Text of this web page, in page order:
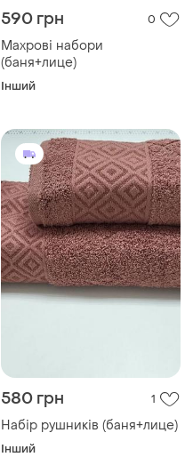
590 грн 0
Махрові набори
(баня+лице)
Інший
580 грн 1
Набір рушників (баня+лице)
Інший